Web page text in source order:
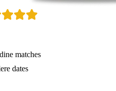
matches
dates